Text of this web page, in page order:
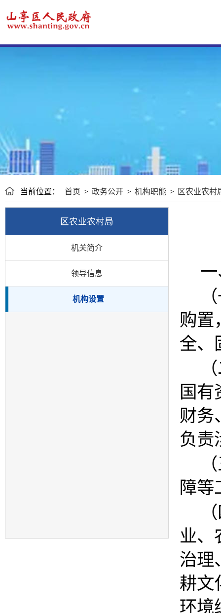
当前位置： 首页 > 政务公开 > 机构职能 > 区农业农村
区农业农村局
机关简介
领导信息
机构设置
购置
全
国有
财务
负责
障等
业、
治理
耕文
环境